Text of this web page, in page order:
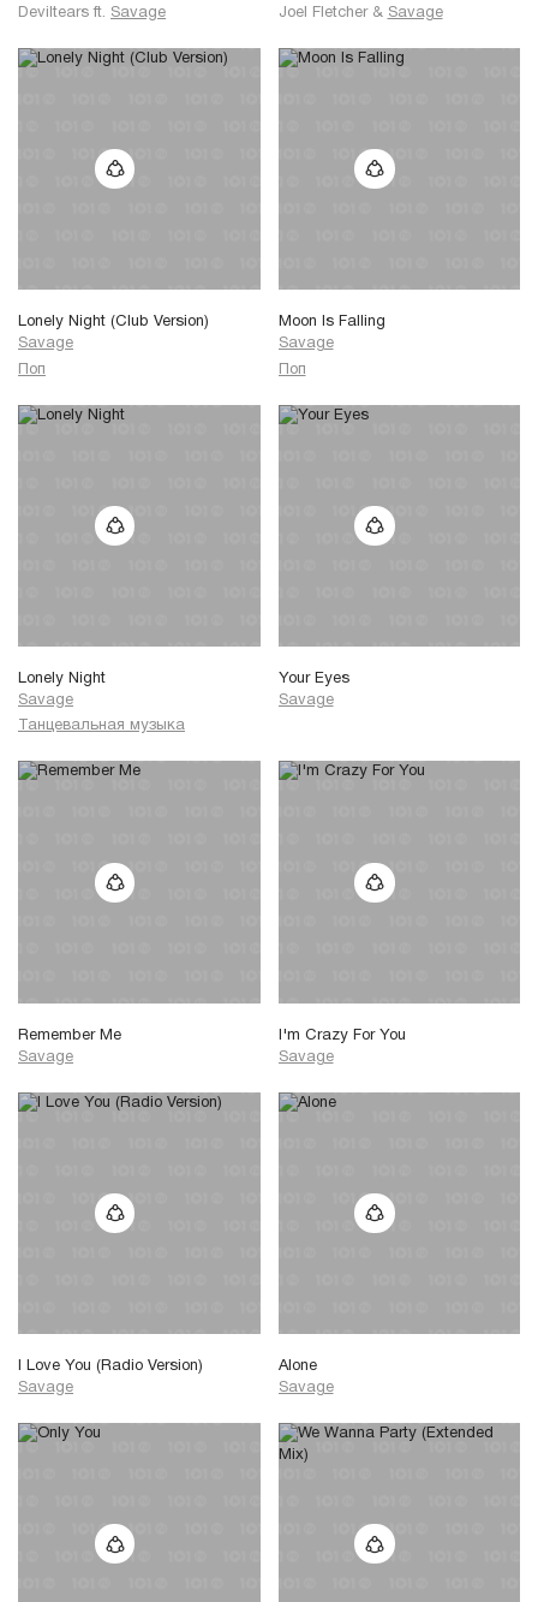
Deviltears ft. Savage
Joel Fletcher & Savage
Lonely Night (Club Version)
Savage
Поп
Moon Is Falling
Savage
Поп
Lonely Night
Savage
Танцевальная музыка
Your Eyes
Savage
Remember Me
Savage
I'm Crazy For You
Savage
I Love You (Radio Version)
Savage
Alone
Savage